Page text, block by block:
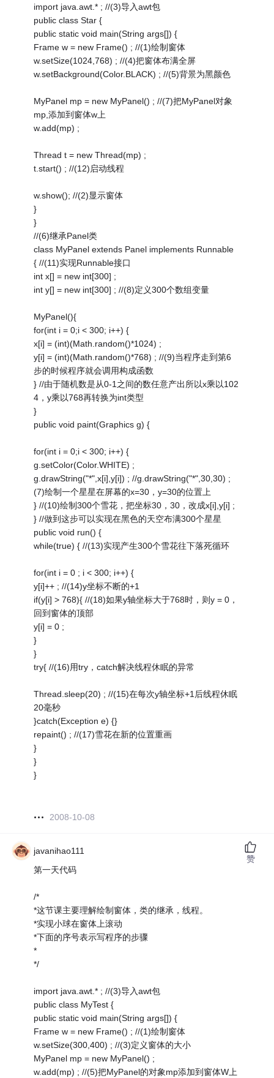
import java.awt.* ; //(3)导入awt包
public class Star {
public static void main(String args[]) {
Frame w = new Frame() ; //(1)绘制窗体
w.setSize(1024,768) ; //(4)把窗体布满全屏
w.setBackground(Color.BLACK) ; //(5)背景为黑颜色
MyPanel mp = new MyPanel() ; //(7)把MyPanel对象
mp,添加到窗体w上
w.add(mp) ;
Thread t = new Thread(mp) ;
t.start() ; //(12)启动线程
w.show(); //(2)显示窗体
}
}
//(6)继承Panel类
class MyPanel extends Panel implements Runnable
{ //(11)实现Runnable接口
int x[] = new int[300] ;
int y[] = new int[300] ; //(8)定义300个数组变量
MyPanel(){
for(int i = 0;i < 300; i++) {
x[i] = (int)(Math.random()*1024) ;
y[i] = (int)(Math.random()*768) ; //(9)当程序走到第6
步的时候程序就会调用构成函数
} //由于随机数是从0-1之间的数任意产出所以x乘以102
4，y乘以768再转换为int类型
}
public void paint(Graphics g) {
for(int i = 0;i < 300; i++) {
g.setColor(Color.WHITE) ;
g.drawString("*",x[i],y[i]) ; //g.drawString("*",30,30) ;
(7)绘制一个星星在屏幕的x=30，y=30的位置上
} //(10)绘制300个雪花，把坐标30，30，改成x[i],y[i] ;
} //做到这步可以实现在黑色的天空布满300个星星
public void run() {
while(true) { //(13)实现产生300个雪花往下落死循环
for(int i = 0 ; i < 300; i++) {
y[i]++ ; //(14)y坐标不断的+1
if(y[i] > 768){ //(18)如果y轴坐标大于768时，则y = 0，
回到窗体的顶部
y[i] = 0 ;
}
}
try{ //(16)用try，catch解决线程休眠的异常
Thread.sleep(20) ; //(15)在每次y轴坐标+1后线程休眠
20毫秒
}catch(Exception e) {}
repaint() ; //(17)雪花在新的位置重画
}
}
}
2008-10-08
javanihao111
第一天代码
/*
*这节课主要理解绘制窗体，类的继承，线程。
*实现小球在窗体上滚动
*下面的序号表示写程序的步骤
*
*/
import java.awt.* ; //(3)导入awt包
public class MyTest {
public static void main(String args[]) {
Frame w = new Frame() ; //(1)绘制窗体
w.setSize(300,400) ; //(3)定义窗体的大小
MyPanel mp = new MyPanel() ;
w.add(mp) ; //(5)把MyPanel的对象mp添加到窗体W上
赞